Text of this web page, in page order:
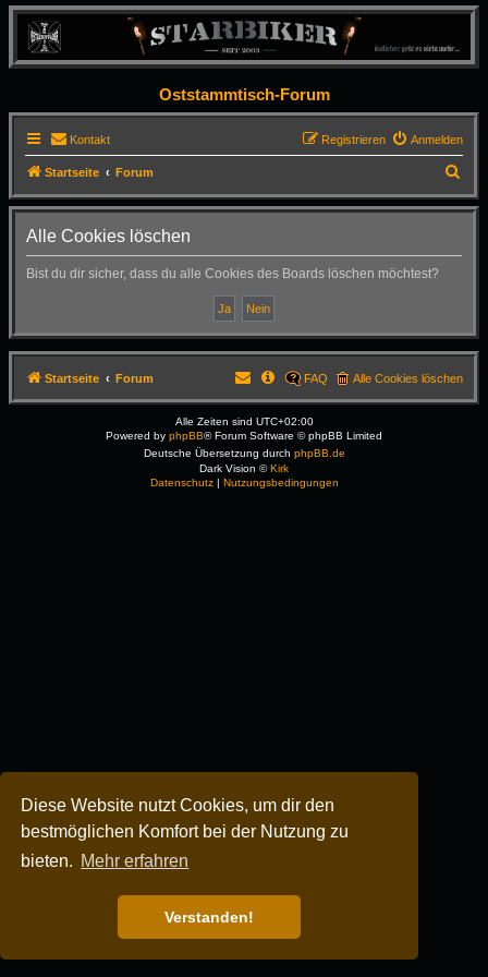
Diese Website nutzt Cookies, um dir den
bestmöglichen Komfort bei der Nutzung zu
bieten. Mehr erfahren
Verstanden!
Oststammtisch-Forum
Kontakt Anmelden
Registrieren
Startseite Forum
u
Alle Cookies löschen
Bist du dir sicher, dass du alle Cookies des Boards löschen möchtest?
Startseite Forum Alle Cookies löschen
FAQ
Alle Zeiten sind UTC+02:00
Powered by phpBB® Forum Software © phpBB Limited
Deutsche Übersetzung durch phpBB.de
Dark Vision ©Kirk
Datenschutz| Nutzungsbedingungen